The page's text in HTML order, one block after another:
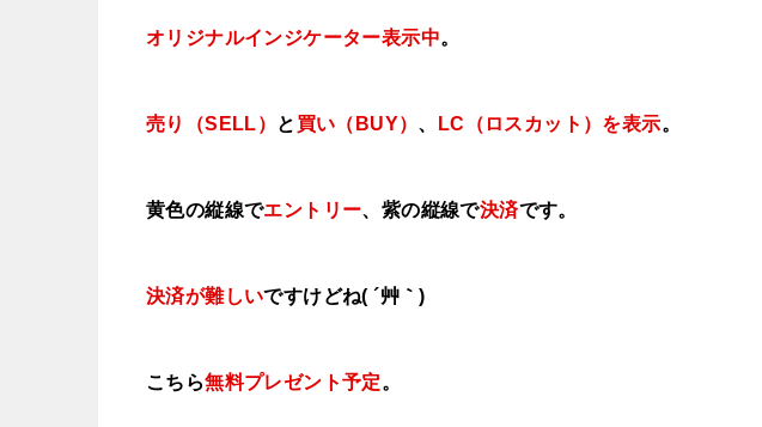
オリジナルインジケーター表示中。
売り（SELL） と 買い（BUY） 、 LC（ロスカット）を表示。
黄色の縦線でエントリー、紫の縦線で決済です。
決済が難しいですけどね( ´艸｀)
こちら無料プレゼント予定。